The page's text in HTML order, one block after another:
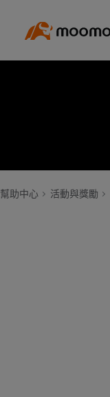
幫助中心 活動與獎勵